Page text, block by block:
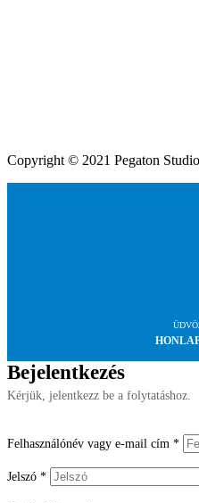
Copyright © 2021 Pegaton
Bejelentkezés
Kérjük, jelentkezz be a folytatáshoz.
Felhasználónév vagy e-mail cím *
Jelszó *